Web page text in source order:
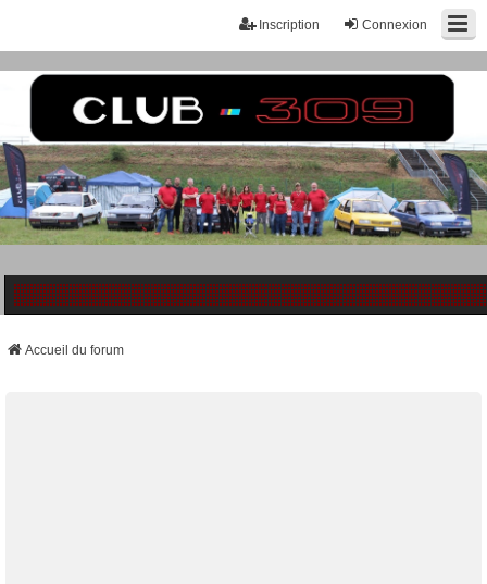
Connexion
Inscription
Accueil du forum